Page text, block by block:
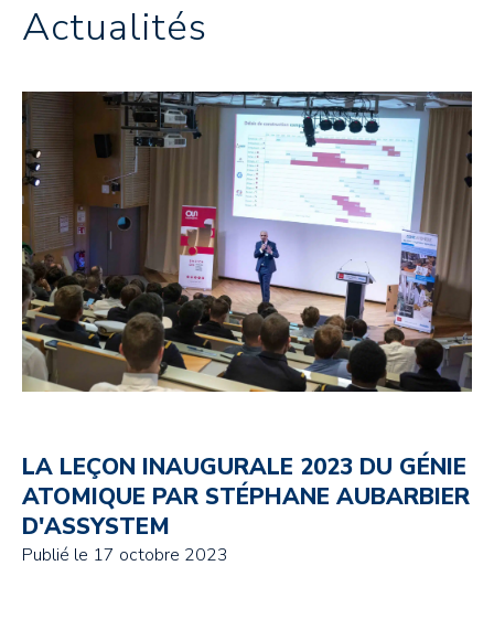
Actualités
LA LEÇON INAUGURALE 2023 DU GÉNIE
ATOMIQUE PAR STÉPHANE AUBARBIER
D'ASSYSTEM
Publié le 17 octobre 2023